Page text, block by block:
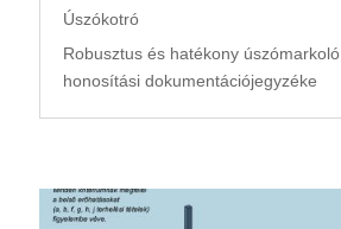
Úszókotró
Robusztus és hatékony úszómarkoló
honosítási dokumentációjegyzéke